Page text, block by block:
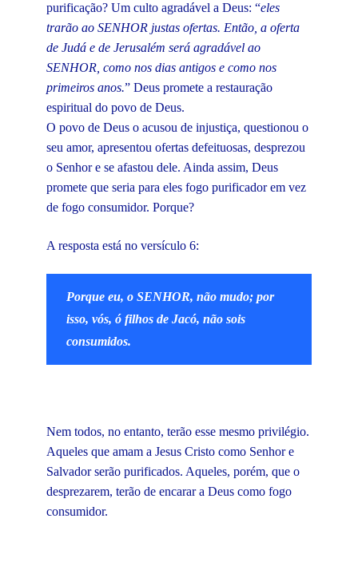
purificação? Um culto agradável a Deus: “eles
trarão ao SENHOR justas ofertas. Então, a oferta
de Judá e de Jerusalém será agradável ao
SENHOR, como nos dias antigos e como nos
primeiros anos.” Deus promete a restauração
espiritual do povo de Deus.
O povo de Deus o acusou de injustiça, questionou o
seu amor, apresentou ofertas defeituosas, desprezou
o Senhor e se afastou dele. Ainda assim, Deus
promete que seria para eles fogo purificador em vez
de fogo consumidor. Porque?
A resposta está no versículo 6:
Porque eu, o SENHOR, não mudo; por
isso, vós, ó filhos de Jacó, não sois
consumidos.
Nem todos, no entanto, terão esse mesmo privilégio.
Aqueles que amam a Jesus Cristo como Senhor e
Salvador serão purificados. Aqueles, porém, que o
desprezarem, terão de encarar a Deus como fogo
consumidor.